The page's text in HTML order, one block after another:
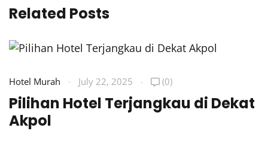
Related Posts
Hotel Murah July 22, 2025 (0)
Pilihan Hotel Terjangkau di Dekat
Akpol